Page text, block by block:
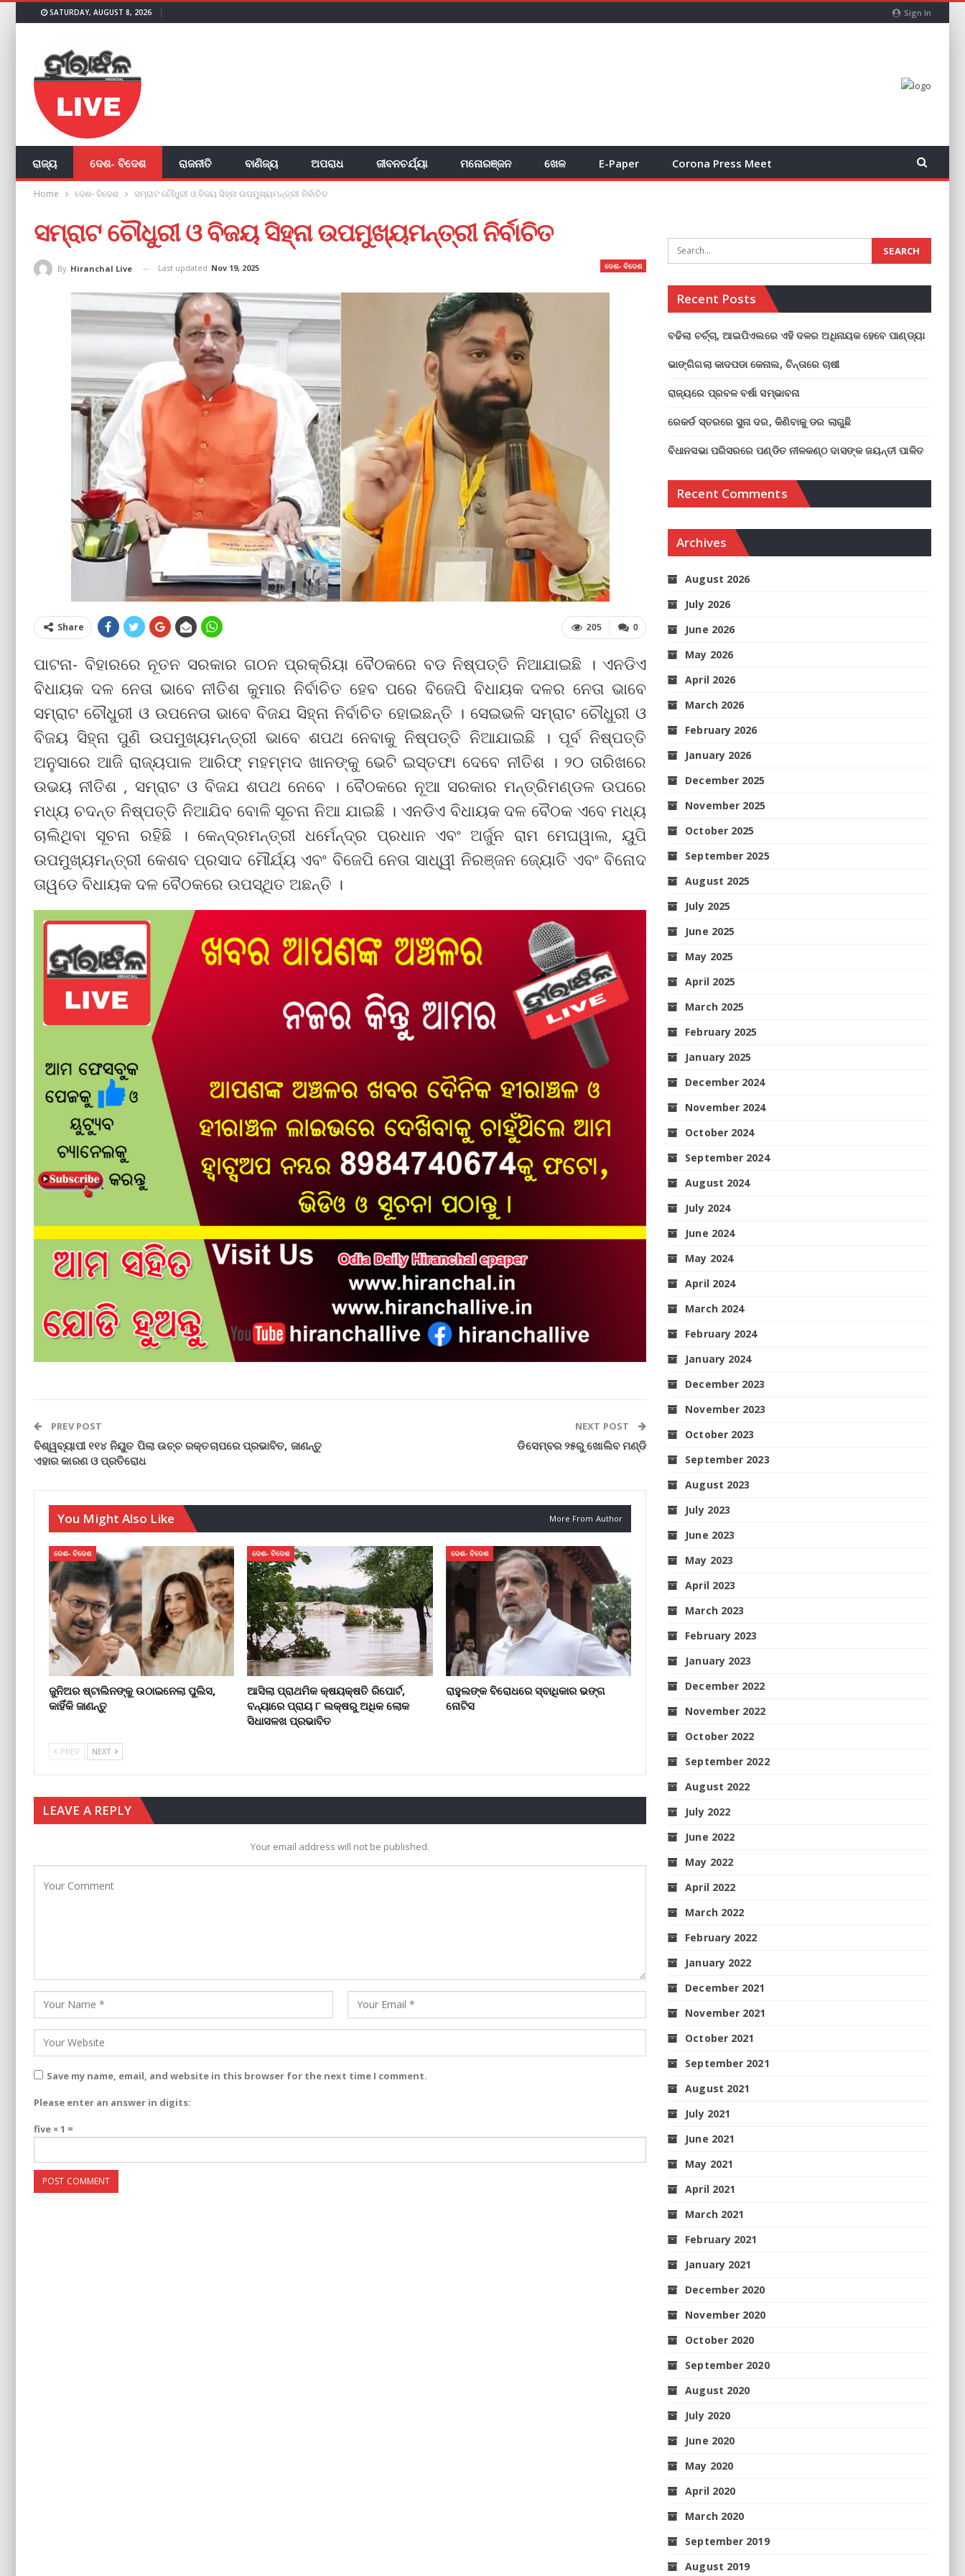
Sign In
SATURDAY, AUGUST 8, 2026
ରାଜ୍ୟ ଦେଶ- ବିଦେଶ ରାଜନୀତି ବାଣିଜ୍ୟ ଅପରାଧ ଜୀବନଚର୍ଯ୍ୟା ମନୋରଞ୍ଜନ ଖେଳ E-Paper Corona Press Meet
Home ଦେଶ- ବିଦେଶ ସମ୍ରାଟ ଚୌଧୁରୀ ଓ ବିଜୟ ସିହ୍ନା ଉପମୁଖ୍ୟମନ୍ତ୍ରୀ ନିର୍ବାଚିତ
ସମ୍ରାଟ ଚୌଧୁରୀ ଓ ବିଜୟ ସିହ୍ନା ଉପମୁଖ୍ୟମନ୍ତ୍ରୀ ନିର୍ବାଚିତ
ଦେଶ- ବିଦେଶ
By Hiranchal Live Last updated Nov 19, 2025
0
205
Share
ପାଟନା- ବିହାରରେ ନୂତନ ସରକାର ଗଠନ ପ୍ରକ୍ରିୟା ବୈଠକରେ ବଡ ନିଷ୍ପତ୍ତି ନିଆଯାଇଛି । ଏନଡିଏ
ବିଧାୟକ ଦଳ ନେତା ଭାବେ ନୀତିଶ କୁମାର ନିର୍ବାଚିତ ହେବ ପରେ ବିଜେପି ବିଧାୟକ ଦଳର ନେତା ଭାବେ
ସମ୍ରାଟ ଚୌଧୁରୀ ଓ ଉପନେତା ଭାବେ ବିଜଯ ସିହ୍ନା ନିର୍ବାଚିତ ହୋଇଛନ୍ତି । ସେଇଭଳି ସମ୍ରାଟ ଚୌଧୁରୀ ଓ
ବିଜୟ ସିହ୍ନା ପୁଣି ଉପମୁଖ୍ୟମନ୍ତ୍ରୀ ଭାବେ ଶପଥ ନେବାକୁ ନିଷ୍ପତ୍ତି ନିଆଯାଇଛି । ପୂର୍ବ ନିଷ୍ପତ୍ତି
ଅନୁସାରେ ଆଜି ରାଜ୍ୟପାଳ ଆରିଫ୍ ମହମ୍ମଦ ଖାନଙ୍କୁ ଭେଟି ଇସ୍ତଫା ଦେବେ ନୀତିଶ । ୨୦ ତାରିଖରେ
ଉଭୟ ନୀତିଶ , ସମ୍ରାଟ ଓ ବିଜଯ ଶପଥ ନେବେ । ବୈଠକରେ ନୂଆ ସରକାର ମନ୍ତ୍ରିମଣ୍ଡଳ ଉପରେ
ମଧ୍ୟ ଚଦନ୍ତ ନିଷ୍ପତ୍ତି ନିଆଯିବ ବୋଳି ସୂଚନା ନିଆ ଯାଇଛି । ଏନଡିଏ ବିଧାୟକ ଦଳ ବୈଠକ ଏବେ ମଧ୍ୟ
ଚାଲିଥିବା ସୂଚନା ରହିଛି । କେନ୍ଦ୍ରମନ୍ତ୍ରୀ ଧର୍ମେନ୍ଦ୍ର ପ୍ରଧାନ ଏବଂ ଅର୍ଜୁନ ରାମ ମେଘୱାଲ, ୟୁପି
ଉପମୁଖ୍ୟମନ୍ତ୍ରୀ କେଶବ ପ୍ରସାଦ ମୌର୍ଯ୍ୟ ଏବଂ ବିଜେପି ନେତା ସାଧ୍ୱୀ ନିରଞ୍ଜନ ଜ୍ୟୋତି ଏବଂ ବିନୋଦ
ତାୱଡେ ବିଧାୟକ ଦଳ ବୈଠକରେ ଉପସ୍ଥିତ ଅଛନ୍ତି ।
PREV POST
ବିଶ୍ୱବ୍ୟାପୀ ୧୧୪ ନିୟୁତ ପିଲା ଉଚ୍ଚ ରକ୍ତଚାପରେ ପ୍ରଭାବିତ, ଜାଣନ୍ତୁ
ଏହାର କାରଣ ଓ ପ୍ରତିରୋଧ
NEXT POST
ଡିସେମ୍ବର ୨୫ରୁ ଖୋଲିବ ମଣ୍ଡି
You Might Also Like More From Author
ଦେଶ- ବିଦେଶ
ଜୁନିଅର ଷ୍ଟାଲିନଙ୍କୁ ଉଠାଇନେଲା ପୁଲିସ,
କାହିଁକି ଜାଣନ୍ତୁ
ଦେଶ- ବିଦେଶ
ଆସିଲା ପ୍ରାଥମିକ କ୍ଷୟକ୍ଷତି ରିପୋର୍ଟ,
ବନ୍ୟାରେ ପ୍ରାୟ ୮ ଲକ୍ଷରୁ ଅଧିକ ଲୋକ
ସିଧାସଳଖ ପ୍ରଭାବିତ
ଦେଶ- ବିଦେଶ
ରାହୁଲଙ୍କ ବିରୋଧରେ ସ୍ବାଧିକାର ଭଙ୍ଗ
ନୋଟିସ
PREV NEXT
LEAVE A REPLY
Your email address will not be published.
Save my name, email, and website in this browser for the next time I comment.
Please enter an answer in digits:
five × 1 =
Recent Posts
ବଢିଲା ଚର୍ଚ୍ଚା, ଆଇପିଏଲରେ ଏହି ଦଳର ଅଧିନାୟକ ହେବେ ପାଣ୍ଡ୍ୟା
ଭାଙ୍ଗିଗଲା କାଦପଡା କେନାଲ, ଚିନ୍ତାରେ ଚାଷୀ
ରାଜ୍ୟରେ ପ୍ରବଳ ବର୍ଷା ସମ୍ଭାବନା
ରେକର୍ଡ ସ୍ତରରେ ସୁନା ଦର, କିଣିବାକୁ ଡର ଲାଗୁଛି
ବିଧାନସଭା ପରିସରରେ ପଣ୍ଡିତ ନୀଳକଣ୍ଠ ଦାସଙ୍କ ଜୟନ୍ତୀ ପାଳିତ
Recent Comments
Archives
August 2026
July 2026
June 2026
May 2026
April 2026
March 2026
February 2026
January 2026
December 2025
November 2025
October 2025
September 2025
August 2025
July 2025
June 2025
May 2025
April 2025
March 2025
February 2025
January 2025
December 2024
November 2024
October 2024
September 2024
August 2024
July 2024
June 2024
May 2024
April 2024
March 2024
February 2024
January 2024
December 2023
November 2023
October 2023
September 2023
August 2023
July 2023
June 2023
May 2023
April 2023
March 2023
February 2023
January 2023
December 2022
November 2022
October 2022
September 2022
August 2022
July 2022
June 2022
May 2022
April 2022
March 2022
February 2022
January 2022
December 2021
November 2021
October 2021
September 2021
August 2021
July 2021
June 2021
May 2021
April 2021
March 2021
February 2021
January 2021
December 2020
November 2020
October 2020
September 2020
August 2020
July 2020
June 2020
May 2020
April 2020
March 2020
September 2019
August 2019